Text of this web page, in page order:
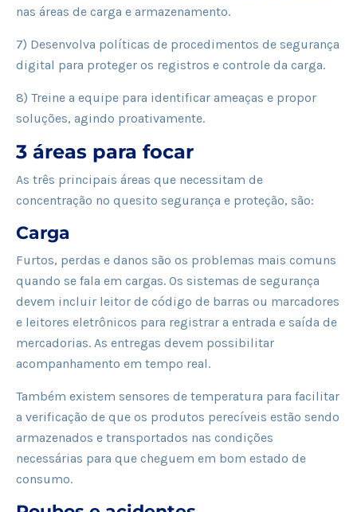
nas áreas de carga e armazenamento.
7) Desenvolva políticas de procedimentos de segurança
digital para proteger os registros e controle da carga.
8) Treine a equipe para identificar ameaças e propor
soluções, agindo proativamente.
3 áreas para focar
As três principais áreas que necessitam de
concentração no quesito segurança e proteção, são:
Carga
Furtos, perdas e danos são os problemas mais comuns
quando se fala em cargas. Os sistemas de segurança
devem incluir leitor de código de barras ou marcadores
e leitores eletrônicos para registrar a entrada e saída de
mercadorias. As entregas devem possibilitar
acompanhamento em tempo real.
Também existem sensores de temperatura para facilitar
a verificação de que os produtos perecíveis estão sendo
armazenados e transportados nas condições
necessárias para que cheguem em bom estado de
consumo.